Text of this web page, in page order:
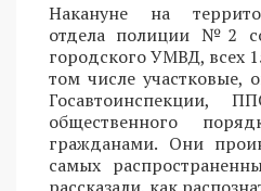
Накануне на
отдела полиции №2
городского УМВД, всех
том числе участковые,
Госавтоинспекции,
общественного
гражданами. Они
самых